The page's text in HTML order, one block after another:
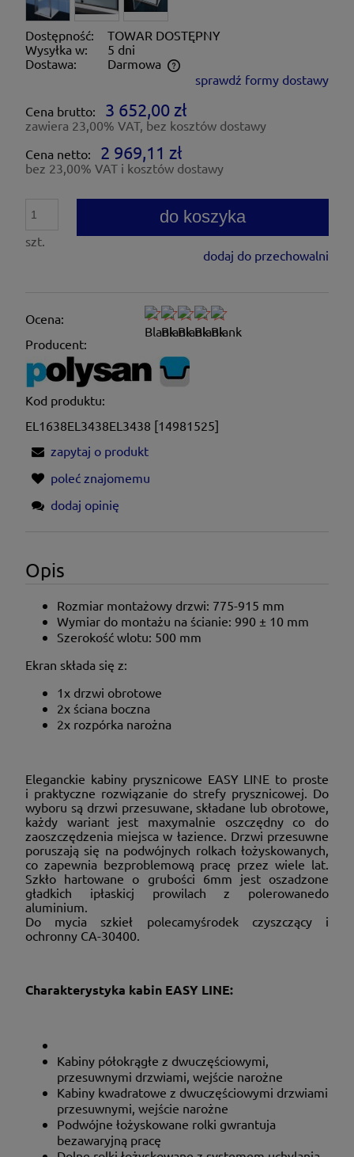
Dostępność:
TOWAR DOSTĘPNY
Wysyłka w:
5 dni
Dostawa:
Darmowa
Cena nie zawiera ewentualnych kosztów płatności
sprawdź formy dostawy
Cena brutto:
3 652,00 zł
zawiera 23,00% VAT, bez kosztów dostawy
Cena netto:
2 969,11 zł
bez 23,00% VAT i kosztów dostawy
szt.
do koszyka
dodaj do przechowalni
Ocena:
Producent:
Kod produktu:
EL1638EL3438EL3438 [14981525]
zapytaj o produkt
poleć znajomemu
dodaj opinię
Opis
Rozmiar montażowy drzwi: 775-915 mm
Wymiar do montażu na ścianie: 990 ± 10 mm
Szerokość wlotu: 500 mm
Ekran składa się z:
1x drzwi obrotowe
2x ściana boczna
2x rozpórka narożna
Eleganckie kabiny prysznicowe EASY LINE to proste
i praktyczne rozwiązanie do strefy prysznicowej. Do
wyboru są drzwi przesuwane, składane lub obrotowe,
każdy wariant jest maxymalnie oszczędny co do
zaoszczędzenia miejsca w łazience. Drzwi przesuwne
poruszają się na podwójnych rolkach łożyskowanych,
co zapewnia bezproblemową pracę przez wiele lat.
Szkło hartowane o grubości 6mm jest oszadzone
gładkich ipłaskicj prowilach z polerowanedo
aluminium.
Do mycia szkieł polecamyśrodek czyszczący i
ochronny CA-30400.
Charakterystyka kabin EASY LINE:
Kabiny półokrągłe z dwuczęściowymi,
przesuwnymi drzwiami, wejście narożne
Kabiny kwadratowe z dwuczęściowymi drzwiami
przesuwnymi, wejście narożne
Podwójne łożyskowane rolki gwrantuja
bezawaryjną pracę